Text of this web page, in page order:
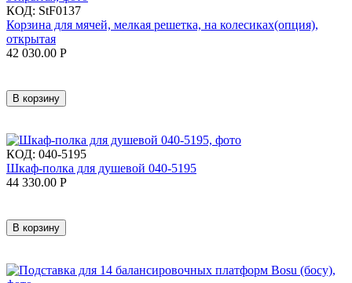
КОД: StF0137
Корзина для мячей, мелкая решетка, на колесиках(опция),
открытая
42 030.00 Р
В корзину
КОД: 040-5195
Шкаф-полка для душевой 040-5195
44 330.00 Р
В корзину